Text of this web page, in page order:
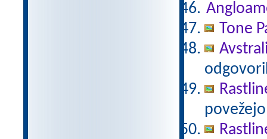
Tone